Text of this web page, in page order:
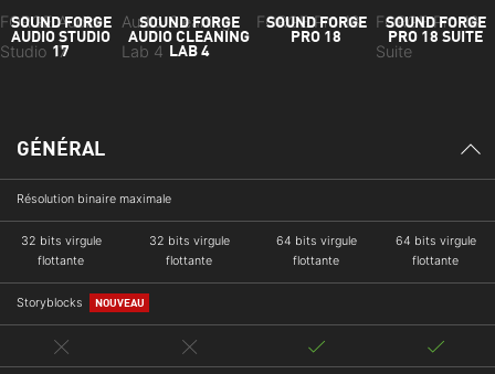
SOUND FORGE
AUDIO STUDIO
17
SOUND FORGE
AUDIO CLEANING
LAB 4
SOUND FORGE
PRO 18
SOUND FORGE
PRO 18 SUITE
GÉNÉRAL
Résolution binaire maximale
32 bits virgule
flottante
32 bits virgule
flottante
64 bits virgule
flottante
64 bits virgule
flottante
Storyblocks NOUVEAU